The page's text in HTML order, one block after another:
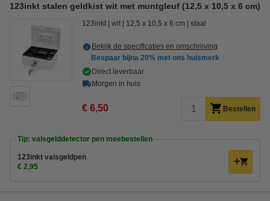
123inkt stalen geldkist wit met muntgleuf (12,5 x 10,5 x 6 cm)
123inkt wit 12,5 x 10,5 x 6 cm staal
Bekijk de specificaties en omschrijving
Bespaar bijna 20% met ons huismerk
Direct leverbaar
Morgen in huis
€ 6,50 Bestellen
Tip: valsgelddetector pen meebestellen
123inkt valsgeldpen
€ 2,95